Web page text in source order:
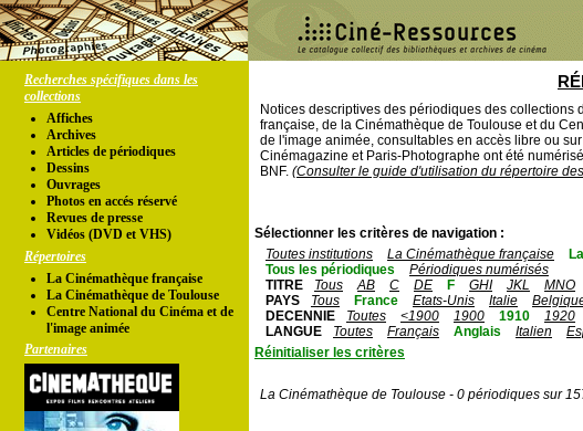
Recherches spécifiques dans les
collections
Affiches
Archives
Articles de périodiques
Dessins
Ouvrages
Photos en accés réservé
Revues de presse
Vidéos (DVD et VHS)
Répertoires
La Cinémathèque française
La Cinémathèque de Toulouse
Centre National du Cinéma et de
l'image animée
Partenaires
Notices descriptives des périodiques des collections
française, de la Cinémathèque de Toulouse et du
de l'image animée, consultables en accès libre ou
Cinémagazine et Paris-Photographe ont été
BNF. (Consulter le guide d'utilisation du répertoire
Sélectionner les critères de navigation :
Toutes institutions
La Cinémathèque française
Tous les périodiques
Périodiques numérisés
TITRE
Tous AB C DE F GHI JKL MNO
PAYS
Tous France Etats-Unis Italie
DECENNIE
Toutes <1900 1900 1910 1920
LANGUE
Toutes Français Anglais Italien
Réinitialiser les critères
La Cinémathèque de Toulouse - 0 périodiques sur